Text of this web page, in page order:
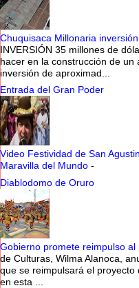
Chuquisaca Millonaria
INVERSIÓN 35 millones de
hacer en la construcción de un
inversión de aproximad...
Entrada del Gran Poder
Video Festividad de San
Maravilla del Mundo -
Diablodomo de Oruro
Gobierno promete reimpulso al
de Culturas, Wilma Alanoca,
que se reimpulsará el proyecto
en esta ...